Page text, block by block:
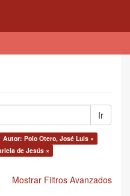
Ir
Autor: Polo Otero, José Luis ×
de Jesús ×
Mostrar Filtros Avanzados